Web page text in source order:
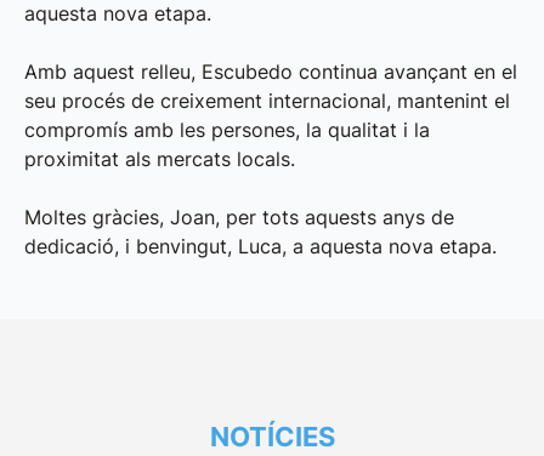
aquesta nova etapa.
Amb aquest relleu, Escubedo continua avançant en el
seu procés de creixement internacional, mantenint el
compromís amb les persones, la qualitat i la
proximitat als mercats locals.
Moltes gràcies, Joan, per tots aquests anys de
dedicació, i benvingut, Luca, a aquesta nova etapa.
NOTÍCIES